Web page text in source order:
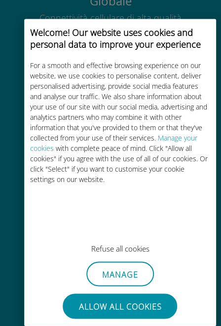
Welcome! Our website uses cookies and
personal data to improve your experience
For a smooth and effective browsing experience on our
website, we use cookies to personalise content, deliver
personalised advertising, provide social media features
and analyse our traffic. We also share information about
your use of our site with our social media, advertising and
analytics partners who may combine it with other
information that you've provided to them or that they've
collected from your use of their services. Manage your
cookies with complete peace of mind. Click "Allow all
cookies" if you agree with the use of all of our cookies. Or
click "Select" if you want to customise your cookie
settings on our website.
Refuse all cookies
MANAGE
ALLOW ALL COOKIES
Connettività cellulare di alta qualità
in tutto il mondo in oltre 200
destinazioni
Economico
Fino al 90% in meno rispetto alle
tariffe di roaming con il vostro
operatore attuale
senza Wi-Fi o dati residui
Senza sforzo